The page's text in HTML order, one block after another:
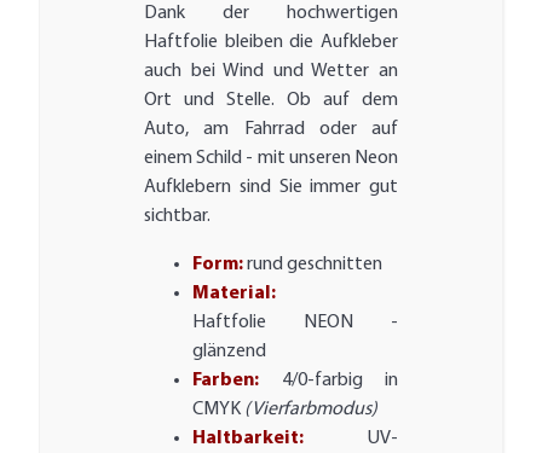
Dank der hochwertigen
Haftfolie bleiben die Aufkleber
auch bei Wind und Wetter an
Ort und Stelle. Ob auf dem
Auto, am Fahrrad oder auf
einem Schild - mit unseren Neon
Aufklebern sind Sie immer gut
sichtbar.
Form:rund geschnitten
Material:
Haftfolie NEON -
glänzend
Farben: 4/0-farbig in
CMYK (Vierfarbmodus)
Haltbarkeit: UV-